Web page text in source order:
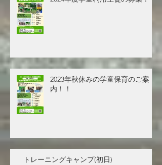
2023年秋休みの学童保育のご案
内！！
トレーニングキャンプ(初日)